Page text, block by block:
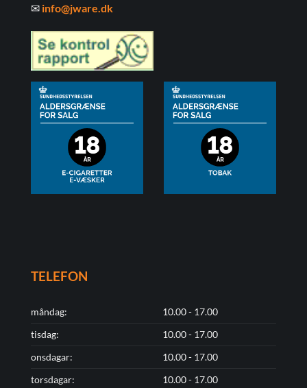
✉ info@jware.dk
TELEFON
måndag:
10.00 - 17.00
tisdag:
10.00 - 17.00
onsdagar:
10.00 - 17.00
torsdagar:
10.00 - 17.00